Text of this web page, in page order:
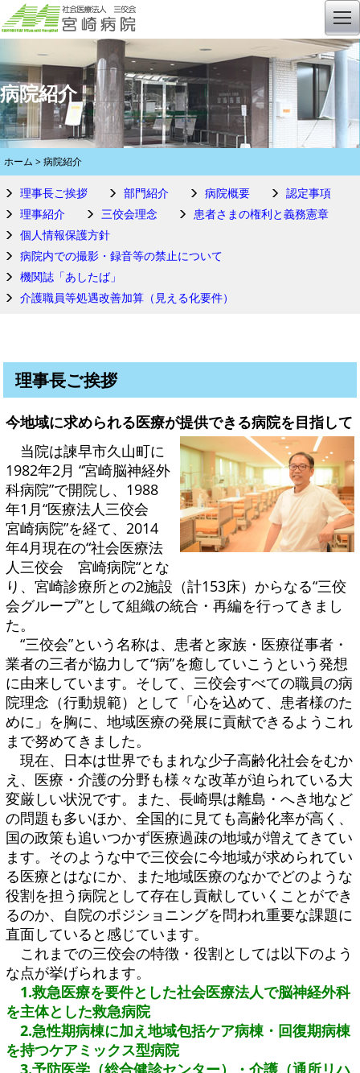
病院紹介
ホーム > 病院紹介
理事長ご挨拶 部門紹介 病院概要
認定事項
理事紹介
三佼会理念
患者さまの権利と義務憲章
個人情報保護方針
病院内での撮影・録音等の禁止について
機関誌「あしたば」
介護職員等処遇改善加算（見える化要件）
理事長ご挨拶
今地域に求められる医療が提供できる病院を目指して
当院は諫早市久山町に
1982年2月 “宮崎脳神経外
科病院”で開院し、1988
年1月“医療法人三佼会
宮崎病院”を経て、2014
年4月現在の“社会医療法
人三佼会 宮崎病院“とな
り、宮崎診療所との2施設（計153床）からなる“三佼
会グループ”として組織の統合・再編を行ってきまし
た。
“三佼会”という名称は、患者と家族・医療従事者・
業者の三者が協力して“病”を癒していこうという発想
に由来しています。そして、三佼会すべての職員の病
院理念（行動規範）として「心を込めて、患者様のた
めに」を胸に、地域医療の発展に貢献できるようこれ
まで努めてきました。
現在、日本は世界でもまれな少子高齢化社会をむか
え、医療・介護の分野も様々な改革が迫られている大
変厳しい状況です。また、長崎県は離島・へき地など
の問題も多いほか、全国的に見ても高齢化率が高く、
国の政策も追いつかず医療過疎の地域が増えてきてい
ます。そのような中で三佼会に今地域が求められてい
る医療とはなにか、また地域医療のなかでどのような
役割を担う病院として存在し貢献していくことができ
るのか、自院のポジショニングを問われ重要な課題に
直面していると感じています。
これまでの三佼会の特徴・役割としては以下のよう
な点が挙げられます。
1.救急医療を要件とした社会医療法人で脳神経外科
を主体とした救急病院
2.急性期病棟に加え地域包括ケア病棟・回復期病棟
を持つケアミックス型病院
3.予防医学（総合健診センター）・介護（通所リハ